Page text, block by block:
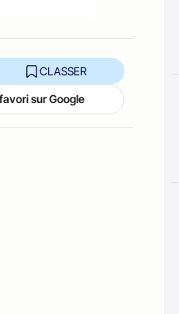
CLASSER
sur Google